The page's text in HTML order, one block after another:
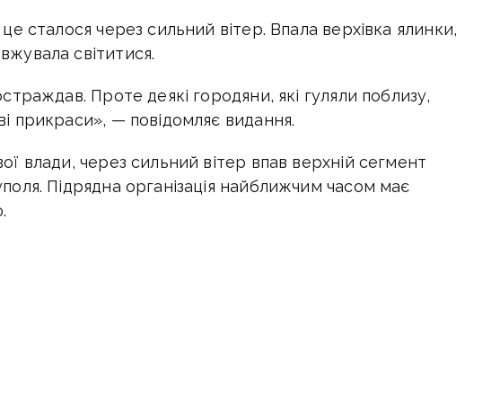
сталося через сильний вітер. Впала верхівка ялинки,
світитися.
Проте деякі городяни, які гуляли поблизу,
прикраси», — повідомляє видання.
влади, через сильний вітер впав верхній сегмент
Підрядна організація найближчим часом має